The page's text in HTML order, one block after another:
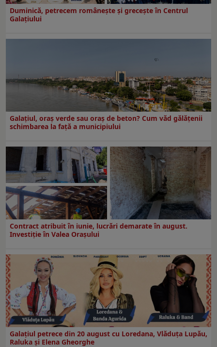
Duminică, petrecem româneşte şi greceşte în Centrul
Galaţiului
Galațiul, oraș verde sau oraș de beton? Cum văd gălățenii
schimbarea la față a municipiului
Contract atribuit în iunie, lucrări demarate în august.
Investiţie în Valea Oraşului
Galaţiul petrece din 20 august cu Loredana, Vlăduța Lupău,
Raluka și Elena Gheorghe